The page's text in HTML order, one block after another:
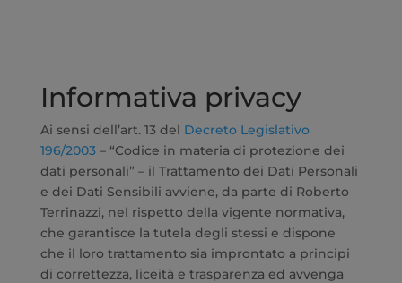
Informativa privacy
Ai sensi dell’art. 13 del Decreto Legislativo
196/2003– “Codice in materia di protezione dei
dati personali” – il Trattamento dei Dati Personali
e dei Dati Sensibili avviene, da parte di Roberto
Terrinazzi, nel rispetto della vigente normativa,
che garantisce la tutela degli stessi e dispone
che il loro trattamento sia improntato a principi
di correttezza, liceità e trasparenza ed avvenga